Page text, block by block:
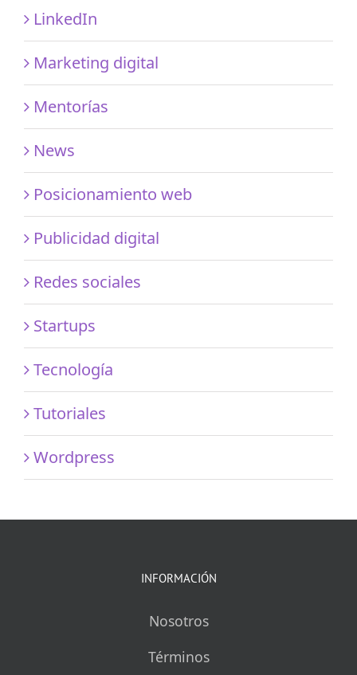
LinkedIn
Marketing digital
Mentorías
News
Posicionamiento web
Publicidad digital
Redes sociales
Startups
Tecnología
Tutoriales
Wordpress
INFORMACIÓN
Nosotros
Términos